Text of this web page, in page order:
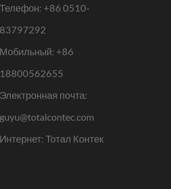
Телефон: +86 0510-
83797292
Мобильный: +86
18800562655
Электронная почта:
guyu@totalcontec.com
Интернет: Тотал Контек